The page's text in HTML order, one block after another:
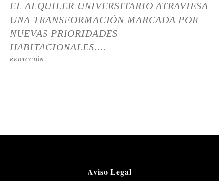
EL ALQUILER UNIVERSITARIO ATRAVIESA
UNA TRANSFORMACIÓN MARCADA POR
NUEVAS PRIORIDADES
HABITACIONALES....
REDACCIÓN
Aviso Legal